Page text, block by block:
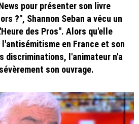
pour présenter son livre
?", Shannon Seban a vécu un
des Pros". Alors qu'elle
en France et son
discriminations, l'animateur n'a
son ouvrage.